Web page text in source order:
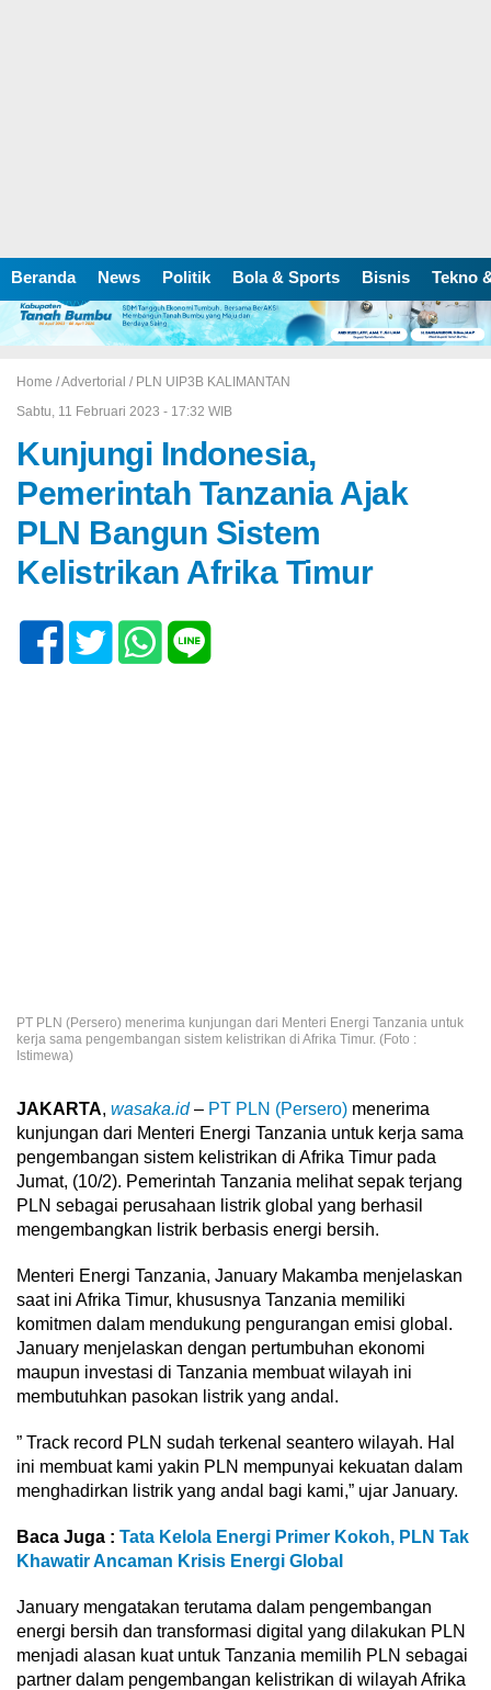
Beranda News Politik Bola & Sports Bisnis Tekno
Home /Advertorial / PLN UIP3B KALIMANTAN
Sabtu, 11 Februari 2023 - 17:32 WIB
Kunjungi Indonesia,
Pemerintah Tanzania Ajak
PLN Bangun Sistem
Kelistrikan Afrika Timur
PT PLN (Persero) menerima kunjungan dari Menteri Energi Tanzania untuk
kerja sama pengembangan sistem kelistrikan di Afrika Timur. (Foto :
Istimewa)
JAKARTA, wasaka.id– PT PLN (Persero) menerima
kunjungan dari Menteri Energi Tanzania untuk kerja sama
pengembangan sistem kelistrikan di Afrika Timur pada
Jumat, (10/2). Pemerintah Tanzania melihat sepak terjang
PLN sebagai perusahaan listrik global yang berhasil
mengembangkan listrik berbasis energi bersih.
Menteri Energi Tanzania, January Makamba menjelaskan
saat ini Afrika Timur, khususnya Tanzania memiliki
komitmen dalam mendukung pengurangan emisi global.
January menjelaskan dengan pertumbuhan ekonomi
maupun investasi di Tanzania membuat wilayah ini
membutuhkan pasokan listrik yang andal.
” Track record PLN sudah terkenal seantero wilayah. Hal
ini membuat kami yakin PLN mempunyai kekuatan dalam
menghadirkan listrik yang andal bagi kami,” ujar January.
Baca Juga : Tata Kelola Energi Primer Kokoh, PLN Tak
Khawatir Ancaman Krisis Energi Global
January mengatakan terutama dalam pengembangan
energi bersih dan transformasi digital yang dilakukan PLN
menjadi alasan kuat untuk Tanzania memilih PLN sebagai
partner dalam pengembangan kelistrikan di wilayah Afrika